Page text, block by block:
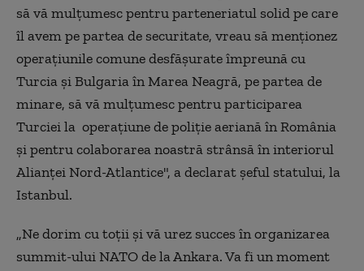
să vă mulţumesc pentru parteneriatul solid pe care
îl avem pe partea de securitate, vreau să menţionez
operaţiunile comune desfăşurate împreună cu
Turcia şi Bulgaria în Marea Neagră, pe partea de
minare, să vă mulţumesc pentru participarea
Turciei la operaţiune de poliţie aeriană în România
şi pentru colaborarea noastră strânsă în interiorul
Alianţei Nord-Atlantice", a declarat șeful statului, la
Istanbul.
„Ne dorim cu toţii şi vă urez succes în organizarea
summit-ului NATO de la Ankara. Va fi un moment